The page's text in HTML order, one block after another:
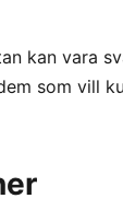
kan vara
som vill